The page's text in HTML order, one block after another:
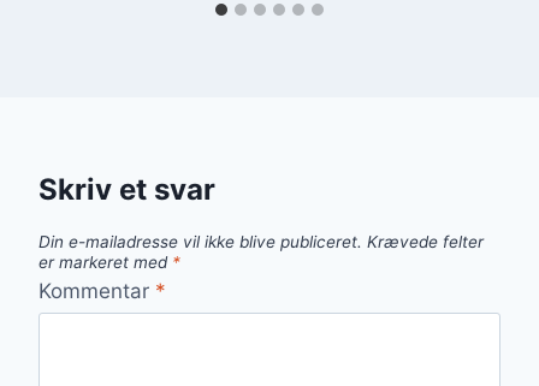
Skriv et svar
Din e-mailadresse vil ikke blive publiceret. Krævede felter
er markeret med *
Kommentar *